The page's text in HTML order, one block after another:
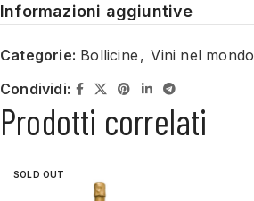
Informazioni aggiuntive
Categorie: Bollicine , Vini nel mondo
Condividi:
Prodotti correlati
SOLD OUT